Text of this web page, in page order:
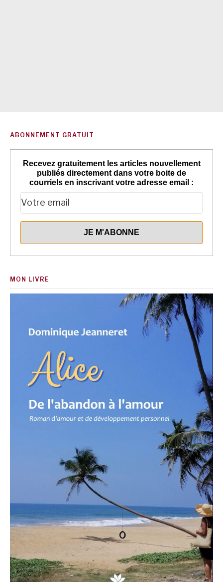
ABONNEMENT GRATUIT
Recevez gratuitement les articles nouvellement
publiés directement dans votre boite de
courriels en inscrivant votre adresse email :
MON LIVRE